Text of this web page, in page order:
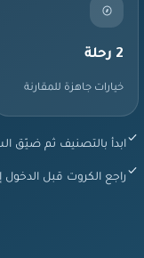
2 رحلة
خيارات جاهزة للمقارنة
ابدأ بالتصنيف ثم ضيّق
راجع الكروت قبل